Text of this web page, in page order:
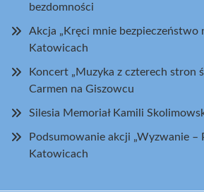
bezdomności
Akcja „Kręci mnie bezpieczeństwo
Katowicach
Koncert „Muzyka z czterech stron
Carmen na Giszowcu
Silesia Memoriał Kamili
Podsumowanie akcji „Wyzwanie –
Katowicach